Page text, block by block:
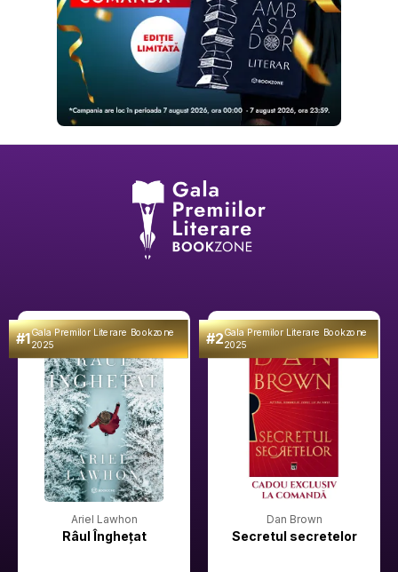
#1Gala Premilor Literare Bookzone
2025
Ariel Lawhon
Râul Înghețat
#2Gala Premilor Literare Bookzone
2025
Dan Brown
Secretul secretelor